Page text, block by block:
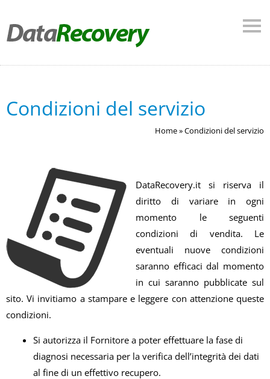
Condizioni del servizio
Home»Condizioni del servizio
DataRecovery.it si riserva il
diritto di variare in ogni
momento le seguenti
condizioni di vendita. Le
eventuali nuove condizioni
saranno efficaci dal momento
in cui saranno pubblicate sul
sito. Vi invitiamo a stampare e leggere con attenzione queste
condizioni.
Si autorizza il Fornitore a poter effettuare la fase di
diagnosi necessaria per la verifica dell’integrità dei dati
al fine di un effettivo recupero.